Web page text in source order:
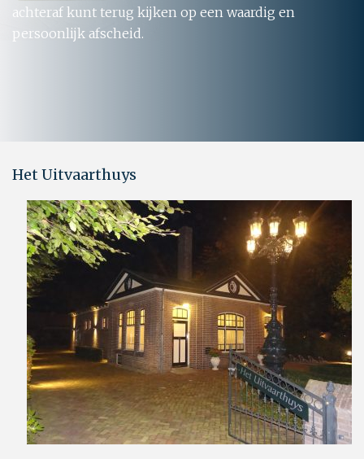
achteraf kunt terug kijken op een waardig en
persoonlijk afscheid.
Het Uitvaarthuys